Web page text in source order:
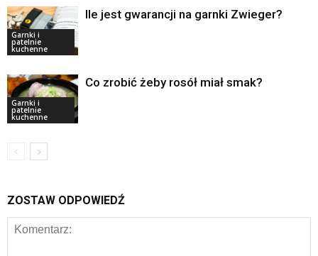
Garnki i
patelnie
kuchenne
Ile jest gwarancji na garnki Zwieger?
Garnki i
patelnie
kuchenne
Co zrobić żeby rosół miał smak?
ZOSTAW ODPOWIEDŹ